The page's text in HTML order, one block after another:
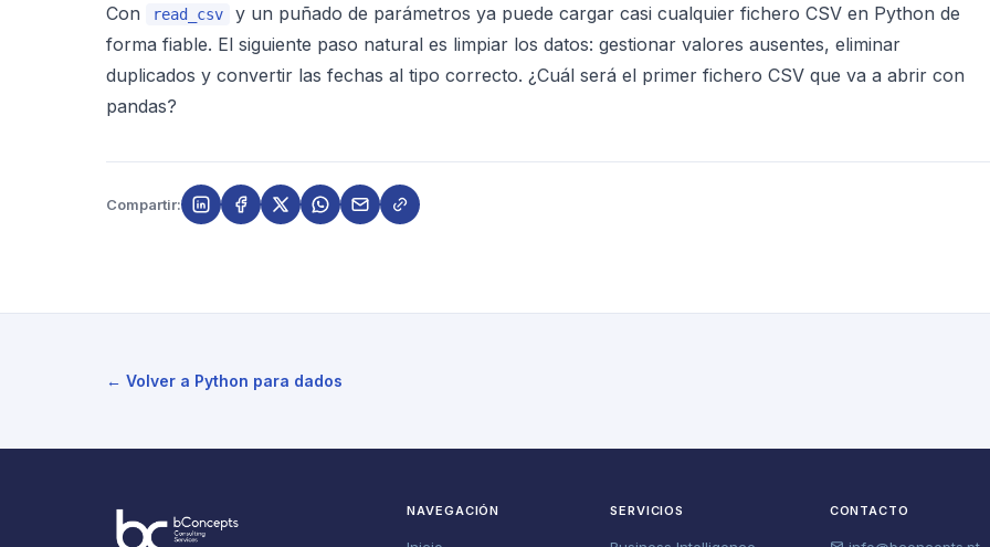
Con read_csv
y un puñado de parámetros ya puede cargar casi cualquier fichero CSV en Python de
forma fiable. El siguiente paso natural es limpiar los datos: gestionar valores ausentes, eliminar
duplicados y convertir las fechas al tipo correcto. ¿Cuál será el primer fichero CSV que va a abrir con
pandas?
Compartir:
← Volver a Python para dados
NAVEGACIÓN SERVICIOS CONTACTO